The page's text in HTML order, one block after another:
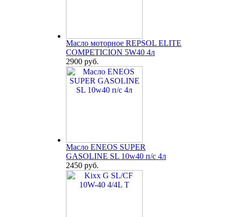
Масло моторное REPSOL ELITE
COMPETICION 5W40 4л
2900 руб.
Масло ENEOS SUPER
GASOLINE SL 10w40 п/с 4л
2450 руб.